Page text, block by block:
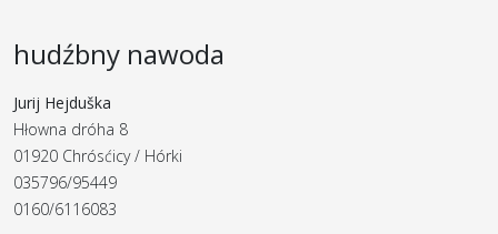
hudźbny nawoda
Jurij Hejduška
Hłowna dróha 8
01920 Chrósćicy / Hórki
035796/95449
0160/6116083